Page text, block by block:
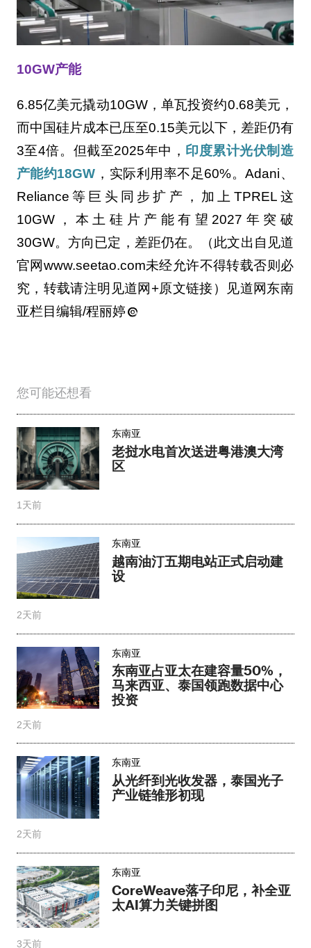
10GW产能
6.85亿美元撬动10GW，单瓦投资约0.68美元，
而中国硅片成本已压至0.15美元以下，差距仍有
3至4倍。但截至2025年中， 印度累计光伏制造
产能约18GW ，实际利用率不足60%。Adani、
Reliance等巨头同步扩产，加上TPREL这
10GW，本土硅片产能有望2027年突破
30GW。方向已定，差距仍在。（此文出自见道
官网www.seetao.com未经允许不得转载否则必
究，转载请注明见道网+原文链接）见道网东南
亚栏目编辑/程丽婷
您可能还想看
东南亚
老挝水电首次送进粤港澳大湾
区
1天前
东南亚
越南油汀五期电站正式启动建
设
2天前
东南亚
东南亚占亚太在建容量50%，
马来西亚、泰国领跑数据中心
投资
2天前
东南亚
从光纤到光收发器，泰国光子
产业链雏形初现
2天前
东南亚
CoreWeave落子印尼，补全亚
太AI算力关键拼图
3天前